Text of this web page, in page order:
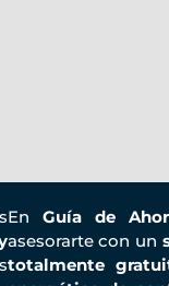
En Guía de
asesorarte con un
totalmente